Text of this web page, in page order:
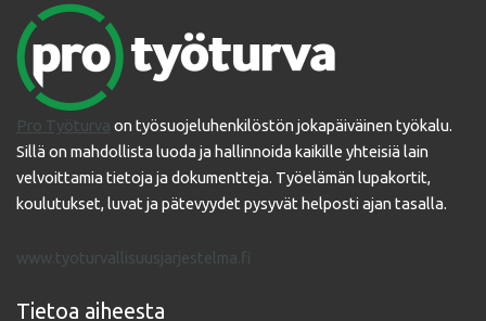
Pro Työturva on työsuojeluhenkilöstön jokapäiväinen työkalu.
Sillä on mahdollista luoda ja hallinnoida kaikille yhteisiä lain
velvoittamia tietoja ja dokumentteja. Työelämän lupakortit,
koulutukset, luvat ja pätevyydet pysyvät helposti ajan tasalla.
www.tyoturvallisuusjarjestelma.fi
Tietoa aiheesta